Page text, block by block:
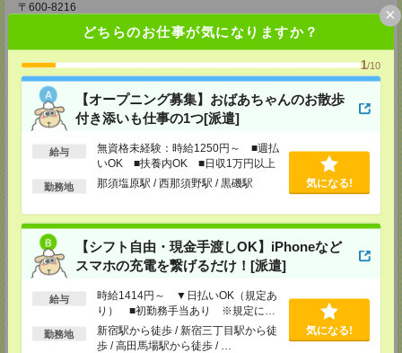
どちらのお仕事が気になりますか？
1/10
【オープニング募集】おばあちゃんのお散歩
付き添いも仕事の1つ[派遣]
給与
無資格未経験：時給1250円～ ■週払
いOK ■扶養内OK ■日収1万円以上
勤務地 那須塩原駅 / 西那須野駅 / 黒磯駅 気になる!
【シフト自由・現金手渡しOK】iPhoneなど
スマホの充電を繋げるだけ！[派遣]
給与
時給1414円～ ▼日払いOK（規定あ
り） ■初勤務手当あり ※規定によ
る
勤務地
新宿駅から徒歩 / 新宿三丁目駅から徒
歩 / 高田馬場駅から徒歩 / …
気になる!
×
〒600-8216
京都府京都市下京区新町通七条下ル東塩小路町593番地 トラスコクリスタ
TEL：0120-709-707
FAX：0120-709-751
担当：採用担当
大阪営業所
〒530-0017
大阪府大阪市北区角田町8番1号 大阪梅田ツインタワーズ・ノース34階
TEL：0120-995-985
FAX：0120-992-568
〒650-0044
兵庫県神戸市中央区東川崎町1丁目3番3号 神戸ハーバーランドセンタービ
ル18階
TEL：0120-995-984
FAX：0120-709-785
〒730-0031
広島県広島市中区紙屋町2丁目1番地22号 広島興銀ビル11階